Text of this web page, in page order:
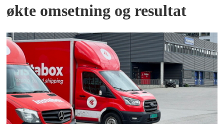
økte omsetning og resultat